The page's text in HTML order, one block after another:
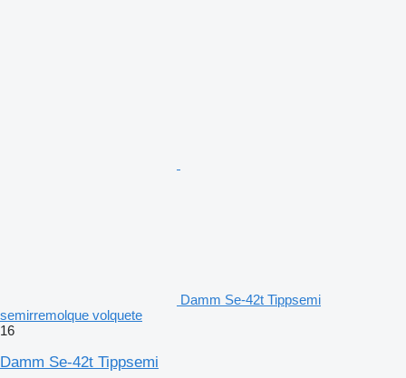
Damm Se-42t Tippsemi
semirremolque volquete
16
Damm Se-42t Tippsemi